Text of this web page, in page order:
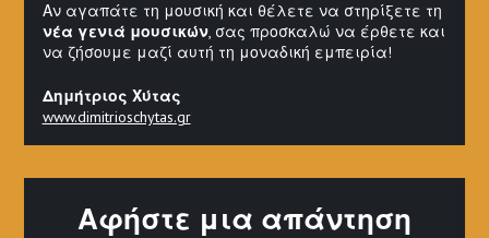
Αν αγαπάτε τη μουσική και θέλετε να στηρίξετε τη
νέα γενιά μουσικών, σας προσκαλώ να έρθετε και
να ζήσουμε μαζί αυτή τη μοναδική εμπειρία!
Δημήτριος Χύτας
www.dimitrioschytas.gr
Αφήστε μια απάντηση